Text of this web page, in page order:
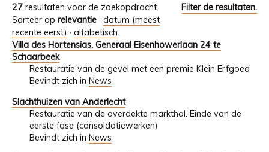
27 resultaten voor de zoekopdracht.
Filter de resultaten.
Sorteer op relevantie · datum (meest
recente eerst) · alfabetisch
Villa des Hortensias, Generaal Eisenhowerlaan 24 te
Schaarbeek
Restauratie van de gevel met een premie Klein Erfgoed
Bevindt zich in News
Slachthuizen van Anderlecht
Restauratie van de overdekte markthal. Einde van de
eerste fase (consoldatiewerken)
Bevindt zich in News